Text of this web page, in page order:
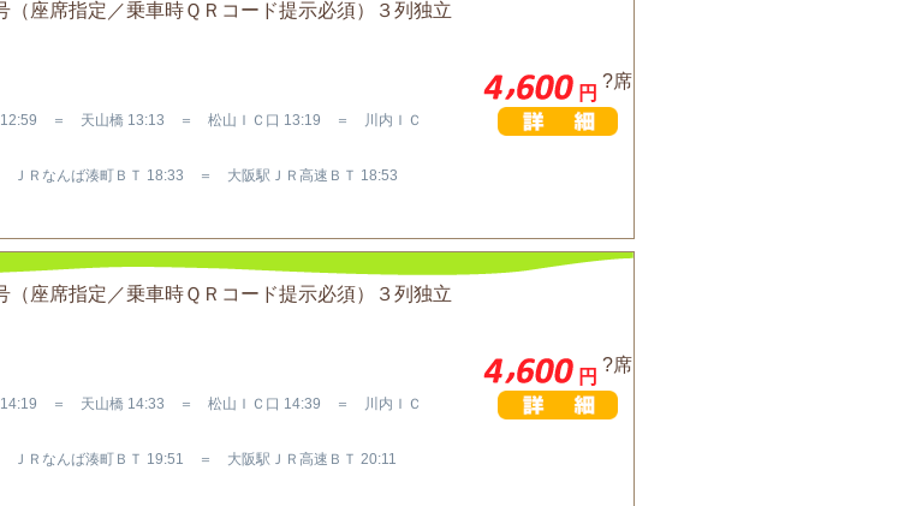
座席指定／乗車時ＱＲコード提示必須）３列独立
＝ 天山橋 13:13 ＝ 松山ＩＣ口 13:19 ＝ 川内ＩＣ
Ｒなんば湊町ＢＴ 18:33 ＝ 大阪駅ＪＲ高速ＢＴ 18:53
円
?席
座席指定／乗車時ＱＲコード提示必須）３列独立
＝ 天山橋 14:33 ＝ 松山ＩＣ口 14:39 ＝ 川内ＩＣ
Ｒなんば湊町ＢＴ 19:51 ＝ 大阪駅ＪＲ高速ＢＴ 20:11
円
?席